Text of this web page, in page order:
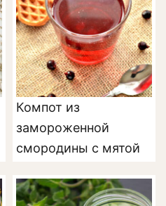
Компот из
замороженной
смородины с мятой